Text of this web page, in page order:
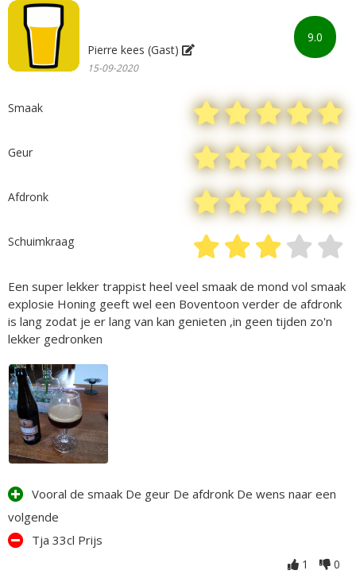
9.0
Pierre kees (Gast)
15-09-2020
Smaak
Geur
Afdronk
Schuimkraag
Een super lekker trappist heel veel smaak de mond vol smaak
explosie Honing geeft wel een Boventoon verder de afdronk
is lang zodat je er lang van kan genieten ,in geen tijden zo'n
lekker gedronken
Vooral de smaak De geur De afdronk De wens naar een
volgende
Tja 33cl Prijs
1 0